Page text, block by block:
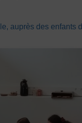
auprès des enfants